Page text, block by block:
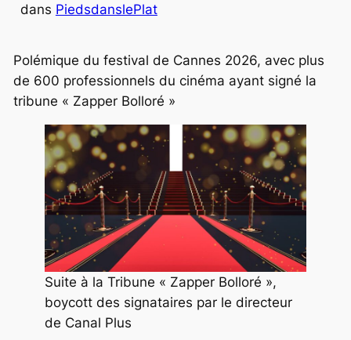
dans PiedsdanslePlat
Polémique du festival de Cannes 2026, avec plus
de 600 professionnels du cinéma ayant signé la
tribune « Zapper Bolloré »
Suite à la Tribune « Zapper Bolloré »,
boycott des signataires par le directeur
de Canal Plus